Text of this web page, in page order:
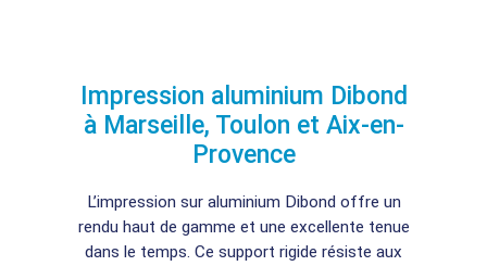
Impression aluminium Dibond
à Marseille, Toulon et Aix-en-
Provence
L’impression sur aluminium Dibond offre un
rendu haut de gamme et une excellente tenue
dans le temps. Ce support rigide résiste aux